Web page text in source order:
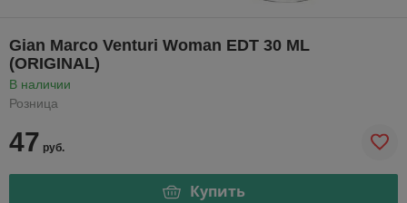
Gian Marco Venturi Woman EDT 30 ML
(ORIGINAL)
В наличии
Розница
47 руб.
Купить